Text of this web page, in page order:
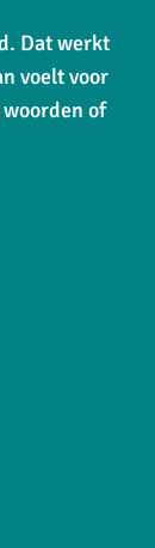
Dat werkt
voelt voor
of